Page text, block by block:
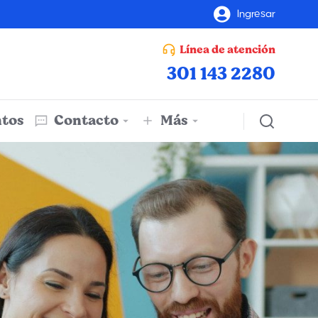
Ingresar
Línea de atención
301 143 2280
Contacto Más